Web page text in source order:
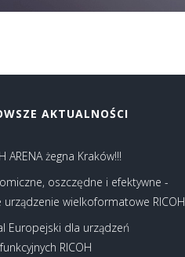
AKTUALNOŚCI
ARENA żegna Kraków!!!
oszczędne i efektywne -
urządzenie wielkoformatowe RICOH
Europejski dla urządzeń
RICOH